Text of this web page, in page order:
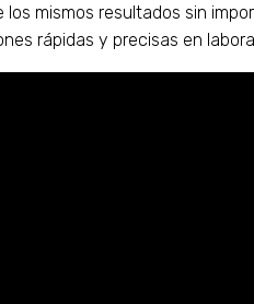
los mismos resultados sin
rápidas y precisas en